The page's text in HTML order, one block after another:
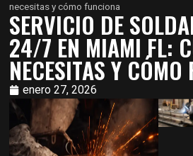
necesitas y cómo funciona
SERVICIO DE
24/7 EN MIAMI FL:
NECESITAS Y
enero 27, 2026